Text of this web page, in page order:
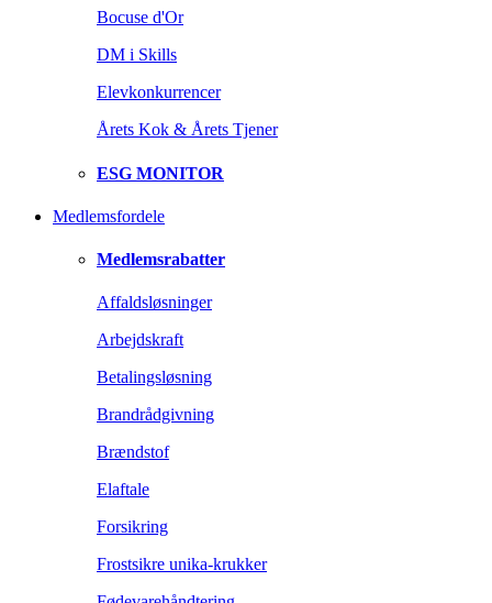
Bocuse d'Or
DM i Skills
Elevkonkurrencer
Årets Kok & Årets Tjener
ESG MONITOR
Medlemsfordele
Medlemsrabatter
Affaldsløsninger
Arbejdskraft
Betalingsløsning
Brandrådgivning
Brændstof
Elaftale
Forsikring
Frostsikre unika-krukker